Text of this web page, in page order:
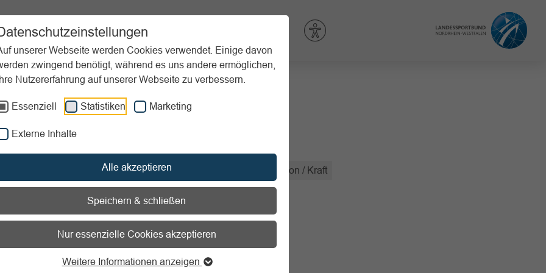
unserer Webseite werden Cookies verwendet. Einige davon
zwingend benötigt, während es uns andere ermöglichen,
Nutzererfahrung auf unserer Webseite zu verbessern.
Essenziell Statistiken Marketing
Externe Inhalte
Alle akzeptieren
Speichern & schließen
Nur essenzielle Cookies akzeptieren
Weitere Informationen anzeigen
Unterstützung Aktuelles
Fitnessboxen
zum Readspeaker öffnen
2019
Ausdauer / Jugendliche/ junge Erwachsene / Koordination / Kraft
/ Specials Material:Gymnastikmatte / Musik
/ Sporthalle